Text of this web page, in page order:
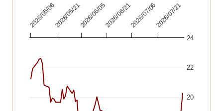
Line chart with 68 data points.
The chart has 1 X axis displaying Time. Data ranges
20
22
24
2026/05/062026/05/212026/06/052026/06/212026/07/062026/07/21